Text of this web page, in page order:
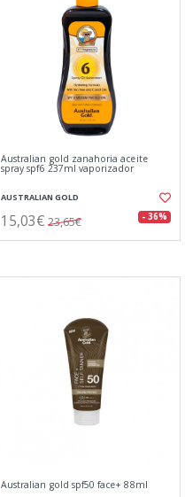
Australian gold zanahoria aceite
spray spf6 237ml vaporizador
AUSTRALIAN GOLD
15,03€ 23,65€ - 36%
Australian gold spf50 face+ 88ml